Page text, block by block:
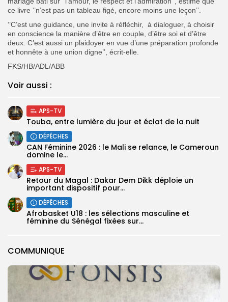
COMMUNIQUE
ce livre ‘’n’est pas un tableau figé, encore moins une leçon’’.
‘’C’est une guidance, une invite à réfléchir, à dialoguer, à choisir
en conscience la manière d’être en couple, d’être soi et d’être
deux. C’est aussi un plaidoyer en vue d’une préparation profonde
et honnête à une union digne’’, écrit-elle.
FKS/HB/ADL/ABB
Voir aussi :
APS-TV
Touba, entre lumière du jour et éclat de la nuit
DÉPÊCHES
‎CAN Féminine 2026 : le Mali se relance, le Cameroun
domine le...
APS-TV
Retour du Magal : Dakar Dem Dikk déploie un
important dispositif pour...
DÉPÊCHES
‎Afrobasket U18 : les sélections masculine et
féminine du Sénégal fixées sur...